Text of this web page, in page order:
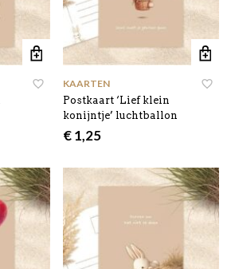
KAARTEN
Postkaart ‘Lief klein
konijntje’ luchtballon
€1,25